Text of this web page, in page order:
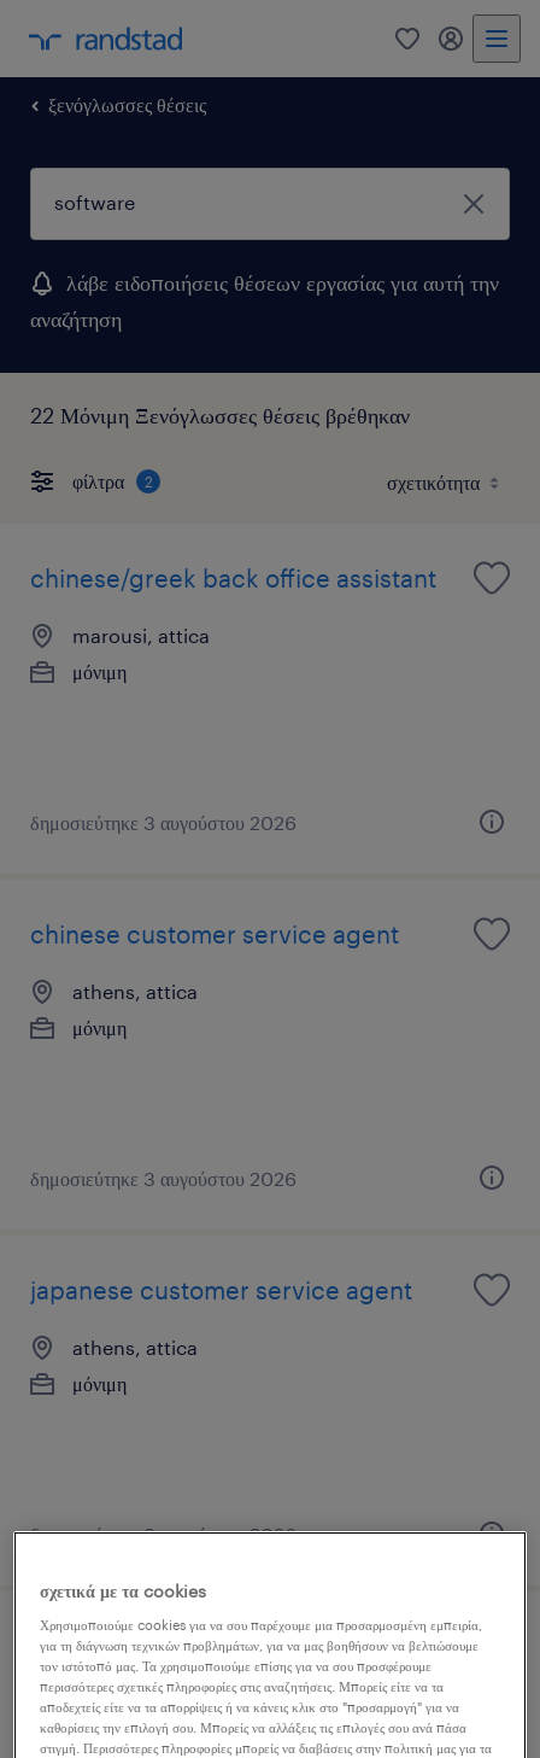
0 my
ξενόγλωσσες θέσεις
λάβε ειδοποιήσεις θέσεων εργασίας για αυτή την
αναζήτηση
22 Μόνιμη Ξενόγλωσσες θέσεις βρέθηκαν
φίλτρα 2
chinese/greek back office assistant
marousi, attica
μόνιμη
δημοσιεύτηκε 3 αυγούστου 2026
chinese customer service agent
athens, attica
μόνιμη
δημοσιεύτηκε 3 αυγούστου 2026
japanese customer service agent
athens, attica
μόνιμη
δημοσιεύτηκε 3 αυγούστου 2026
hebrew customer service agent -
remote
remote all over greece
σχετικά με τα cookies
Χρησιμοποιούμε cookies για να σου παρέχουμε μια προσαρμοσμένη εμπειρία,
για τη διάγνωση τεχνικών προβλημάτων, για να μας βοηθήσουν να βελτιώσουμε
τον ιστότοπό μας. Τα χρησιμοποιούμε επίσης για να σου προσφέρουμε
περισσότερες σχετικές πληροφορίες στις αναζητήσεις. Μπορείς είτε να τα
αποδεχτείς είτε να τα απορρίψεις ή να κάνεις κλικ στο "προσαρμογή" για να
καθορίσεις την επιλογή σου. Μπορείς να αλλάξεις τις επιλογές σου ανά πάσα
στιγμή. Περισσότερες πληροφορίες μπορείς να διαβάσεις στην πολιτική μας για τα